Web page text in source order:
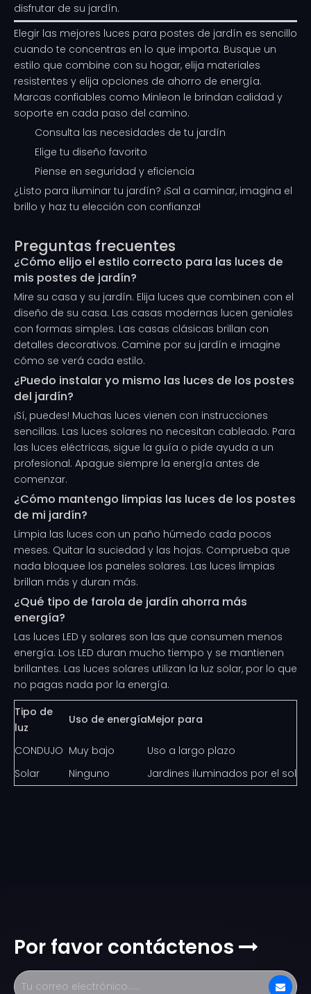
disfrutar de su jardín.
Elegir las mejores luces para postes de jardín es sencillo
cuando te concentras en lo que importa. Busque un
estilo que combine con su hogar, elija materiales
resistentes y elija opciones de ahorro de energía.
Marcas confiables como Minleon le brindan calidad y
soporte en cada paso del camino.
Consulta las necesidades de tu jardín
Elige tu diseño favorito
Piense en seguridad y eficiencia
¿Listo para iluminar tu jardín? ¡Sal a caminar, imagina el
brillo y haz tu elección con confianza!
Preguntas frecuentes
¿Cómo elijo el estilo correcto para las luces de
mis postes de jardín?
Mire su casa y su jardín. Elija luces que combinen con el
diseño de su casa. Las casas modernas lucen geniales
con formas simples. Las casas clásicas brillan con
detalles decorativos. Camine por su jardín e imagine
cómo se verá cada estilo.
¿Puedo instalar yo mismo las luces de los postes
del jardín?
¡Sí, puedes! Muchas luces vienen con instrucciones
sencillas. Las luces solares no necesitan cableado. Para
las luces eléctricas, sigue la guía o pide ayuda a un
profesional. Apague siempre la energía antes de
comenzar.
¿Cómo mantengo limpias las luces de los postes
de mi jardín?
Limpia las luces con un paño húmedo cada pocos
meses. Quitar la suciedad y las hojas. Comprueba que
nada bloquee los paneles solares. Las luces limpias
brillan más y duran más.
¿Qué tipo de farola de jardín ahorra más
energía?
Las luces LED y solares son las que consumen menos
energía. Los LED duran mucho tiempo y se mantienen
brillantes. Las luces solares utilizan la luz solar, por lo que
no pagas nada por la energía.
Tipo de
luz
Uso de energíaMejor para
CONDUJO Muy bajo
Uso a largo plazo
Solar
Ninguno Jardines iluminados por el sol
Por favor contáctenos 